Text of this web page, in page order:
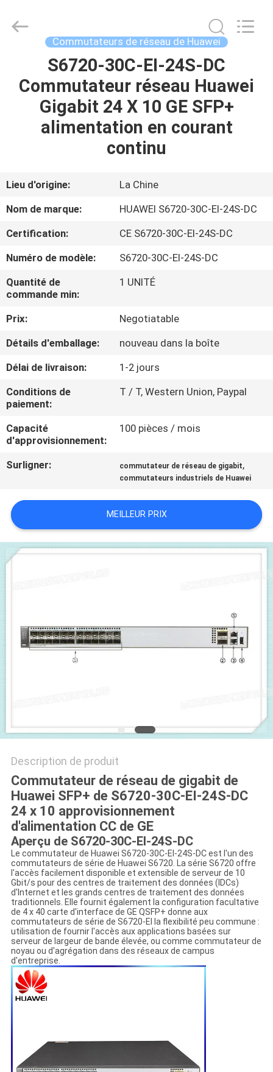
LA
MAISON
VIDÉOS
PROPOS
DE
NOUS
VISITE
DE
L'USINE
CONTRÔLE
DE
LA
QUALITÉ
NOUS
CONTACTER
NOUVELLES
AFFAIRES
SITEMAP
DE
CONFIDENTIALITÉ
Equipment
Commutateurs de réseau de Huawei
S6720-30C-EI-24S-DC
Commutateur réseau Huawei
Gigabit 24 X 10 GE SFP+
alimentation en courant
continu
Lieu d'origine:
La Chine
Nom de marque:
HUAWEI S6720-30C-EI-24S-DC
Certification:
CE S6720-30C-EI-24S-DC
Numéro de modèle:
S6720-30C-EI-24S-DC
Quantité de
commande min:
1 UNITÉ
Prix:
Negotiatable
Détails d'emballage:
nouveau dans la boîte
Délai de livraison:
1-2 jours
Conditions de
paiement:
T / T, Western Union, Paypal
Capacité
d'approvisionnement:
100 pièces / mois
Surligner: commutateur de réseau de gigabit,
commutateurs industriels de Huawei
MEILLEUR PRIX
Description de produit
Commutateur de réseau de gigabit de
Huawei SFP+ de S6720-30C-EI-24S-DC
24 x 10 approvisionnement
d'alimentation CC de GE
Aperçu de S6720-30C-EI-24S-DC
Le commutateur de Huawei S6720-30C-EI-24S-DC est l'un des
commutateurs de série de Huawei S6720. La série S6720 offre
l'accès facilement disponible et extensible de serveur de 10
Gbit/s pour des centres de traitement des données (IDCs)
d'Internet et les grands centres de traitement des données
traditionnels. Elle fournit également la configuration facultative
de 4 x 40 carte d'interface de GE QSFP+ donne aux
commutateurs de série de S6720-EI la flexibilité peu commune :
utilisation de fournir l'accès aux applications basées sur
serveur de largeur de bande élevée, ou comme commutateur de
noyau ou d'agrégation dans des réseaux de campus
d'entreprise.